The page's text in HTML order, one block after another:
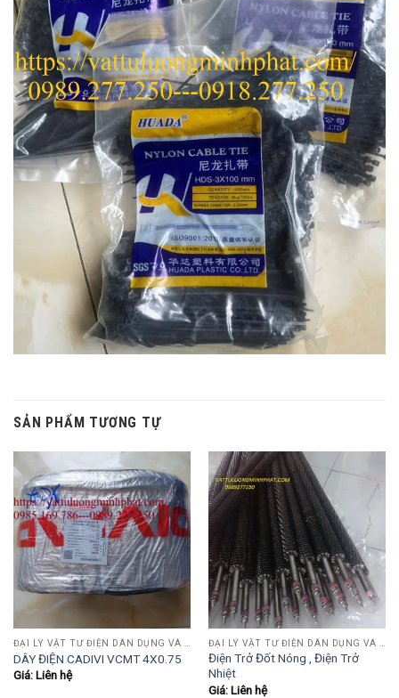
SẢN PHẨM TƯƠNG TỰ
DÂY ĐIỆN CADIVI VCMT 4X0.75
Giá: Liên hệ
Điện Trở Đốt Nóng , Điện Trở
Nhiệt
Giá: Liên hệ